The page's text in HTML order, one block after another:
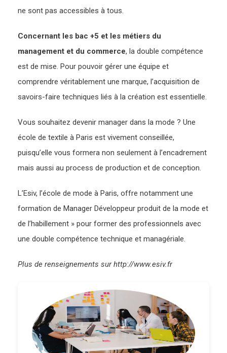
ne sont pas accessibles à tous.
Concernant les bac +5 et les métiers du
management et du commerce, la double compétence
est de mise. Pour pouvoir gérer une équipe et
comprendre véritablement une marque, l’acquisition de
savoirs-faire techniques liés à la création est essentielle.
Vous souhaitez devenir manager dans la mode ? Une
école de textile à Paris est vivement conseillée,
puisqu’elle vous formera non seulement à l’encadrement
mais aussi au process de production et de conception.
L’Esiv, l’école de mode à Paris, offre notamment une
formation de Manager Développeur produit de la mode et
de l’habillement » pour former des professionnels avec
une double compétence technique et managériale.
Plus de renseignements sur http://www.esiv.fr